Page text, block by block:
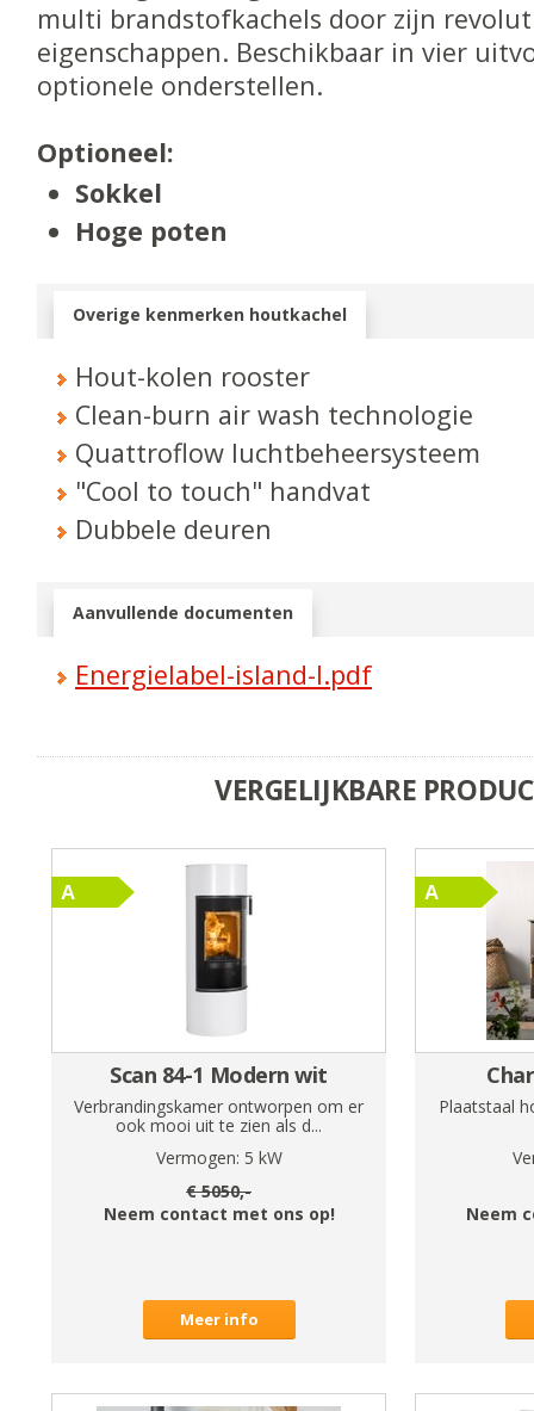
multi brandstofkachels door zijn
eigenschappen. Beschikbaar in vier
optionele onderstellen.
Optioneel:
Sokkel
Hoge poten
Overige kenmerken houtkachel
Hout-kolen rooster
Clean-burn air wash technologie
Quattroflow luchtbeheersysteem
"Cool to touch" handvat
Dubbele deuren
Aanvullende documenten
Energielabel-island-I.pdf
VERGELIJKBARE
Scan 84-1 Modern wit
Verbrandingskamer ontworpen om er
ook mooi uit te zien als d...
Vermogen: 5 kW
€5050,-
Neem contact met ons op!
Meer info
Plaatstaal
Neem